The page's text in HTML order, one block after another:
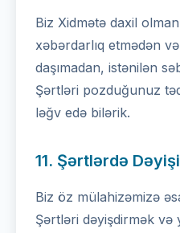
Biz Xidmətə daxil
xəbərdarlıq etmədən
daşımadan, istənilən
Şərtləri pozduğunuz
ləğv edə bilərik.
11. Şərtlərdə
Biz öz mülahizəmizə
Şərtləri dəyişdirmək və